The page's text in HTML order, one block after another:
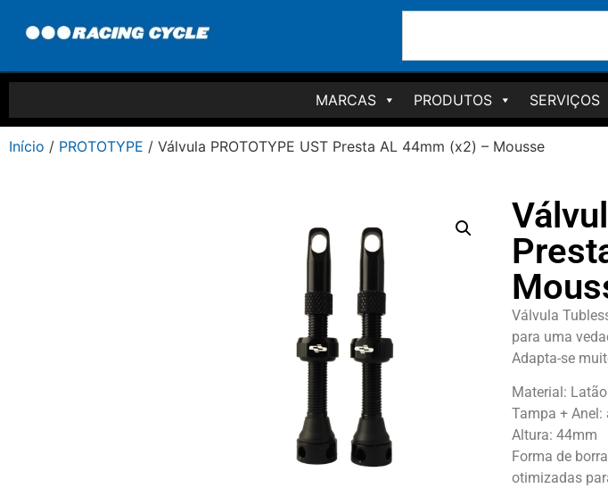
MARCAS PRODUTOS SERVIÇOS
Início / PROTOTYPE / Válvula PROTOTYPE UST Presta AL 44mm (x2) – Mousse
Válvula
para uma
Adapta-se
Material: Latão
Tampa +
Altura: 44mm
Forma de
otimizadas